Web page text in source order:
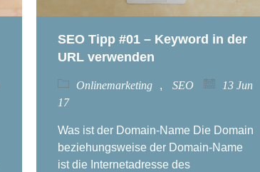
SEO Tipp #01 – Keyword in der
URL verwenden
Onlinemarketing , SEO
13 Jun
17
Was ist der Domain-Name Die Domain
beziehungsweise der Domain-Name
ist die Internetadresse des